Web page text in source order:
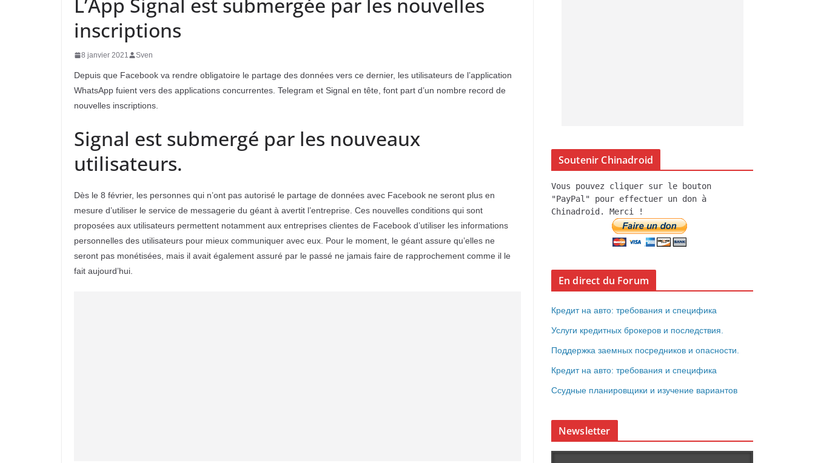
L’App Signal est submergée par les nouvelles
inscriptions
8 janvier 2021 Sven
Depuis que Facebook va rendre obligatoire le partage des données vers ce dernier, les utilisateurs de l’application
WhatsApp fuient vers des applications concurrentes. Telegram et Signal en tête, font part d’un nombre record de
nouvelles inscriptions.
Signal est submergé par les nouveaux
utilisateurs.
Dès le 8 février, les personnes qui n’ont pas autorisé le partage de données avec Facebook ne seront plus en
mesure d’utiliser le service de messagerie du géant à avertit l’entreprise. Ces nouvelles conditions qui sont
proposées aux utilisateurs permettent notamment aux entreprises clientes de Facebook d’utiliser les informations
personnelles des utilisateurs pour mieux communiquer avec eux. Pour le moment, le géant assure qu’elles ne
seront pas monétisées, mais il avait également assuré par le passé ne jamais faire de rapprochement comme il le
fait aujourd’hui.
Soutenir Chinadroid
Vous pouvez cliquer sur le bouton
"PayPal" pour effectuer un don à
Chinadroid. Merci !
En direct du Forum
Кредит на авто: требования и специфика
Услуги кредитных брокеров и последствия.
Поддержка заемных посредников и опасности.
Кредит на авто: требования и специфика
Ссудные планировщики и изучение вариантов
Newsletter